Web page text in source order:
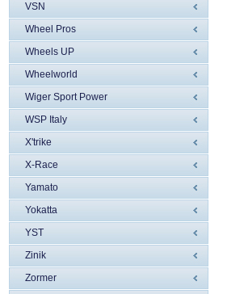
VSN
Wheel Pros
Wheels UP
Wheelworld
Wiger Sport Power
WSP Italy
X'trike
X-Race
Yamato
Yokatta
YST
Zinik
Zormer